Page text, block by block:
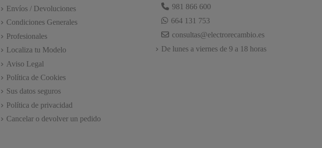
Envíos / Devoluciones
Condiciones Generales
Profesionales
Localiza tu Modelo
Aviso Legal
Política de Cookies
Sus datos seguros
Política de privacidad
Cancelar o devolver un pedido
981 866 600
664 131 753
consultas@electrorecambio.es
De lunes a viernes de 9 a 18 horas